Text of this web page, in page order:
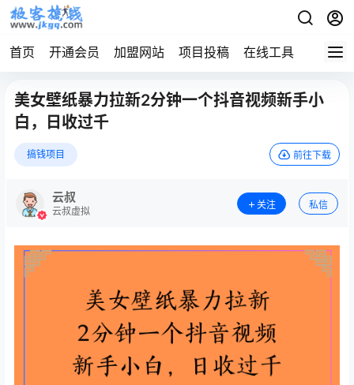
首页 开通会员 加盟网站 项目投稿 在线工具 地址发
美女壁纸暴力拉新2分钟一个抖音视频新手小
白，日收过千
搞钱项目 前往下载
云叔
云叔虚拟
关注 私信